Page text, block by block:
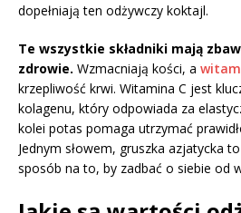
dopełniają ten odżywczy koktajl.
Te wszystkie składniki mają
zdrowie. Wzmacniają kości, a
krzepliwość krwi. Witamina C jest
kolagenu, który odpowiada za
kolei potas pomaga utrzymać
Jednym słowem, gruszka azjatycka
sposób na to, by zadbać o siebie od